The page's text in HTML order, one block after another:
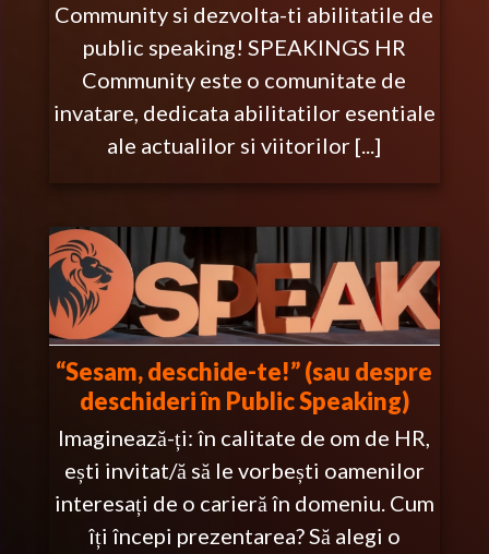
Community si dezvolta-ti abilitatile de
public speaking! SPEAKINGS HR
Community este o comunitate de
invatare, dedicata abilitatilor esentiale
ale actualilor si viitorilor [...]
“Sesam, deschide-te!” (sau despre
deschideri în Public Speaking)
Imaginează-ți: în calitate de om de HR,
ești invitat/ă să le vorbești oamenilor
interesați de o carieră în domeniu. Cum
îți începi prezentarea? Să alegi o